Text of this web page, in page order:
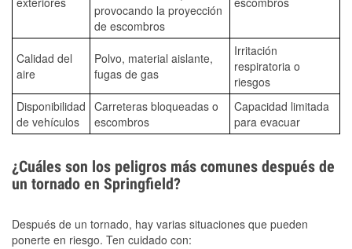
provocando la proyección
de escombros
Calidad del
aire
Polvo, material aislante,
fugas de gas
Irritación
respiratoria o
riesgos
Disponibilidad
de vehículos
Carreteras bloqueadas o
escombros
Capacidad limitada
para evacuar
¿Cuáles son los peligros más comunes después de
un tornado en Springfield?
Después de un tornado, hay varias situaciones que pueden
ponerte en riesgo. Ten cuidado con: